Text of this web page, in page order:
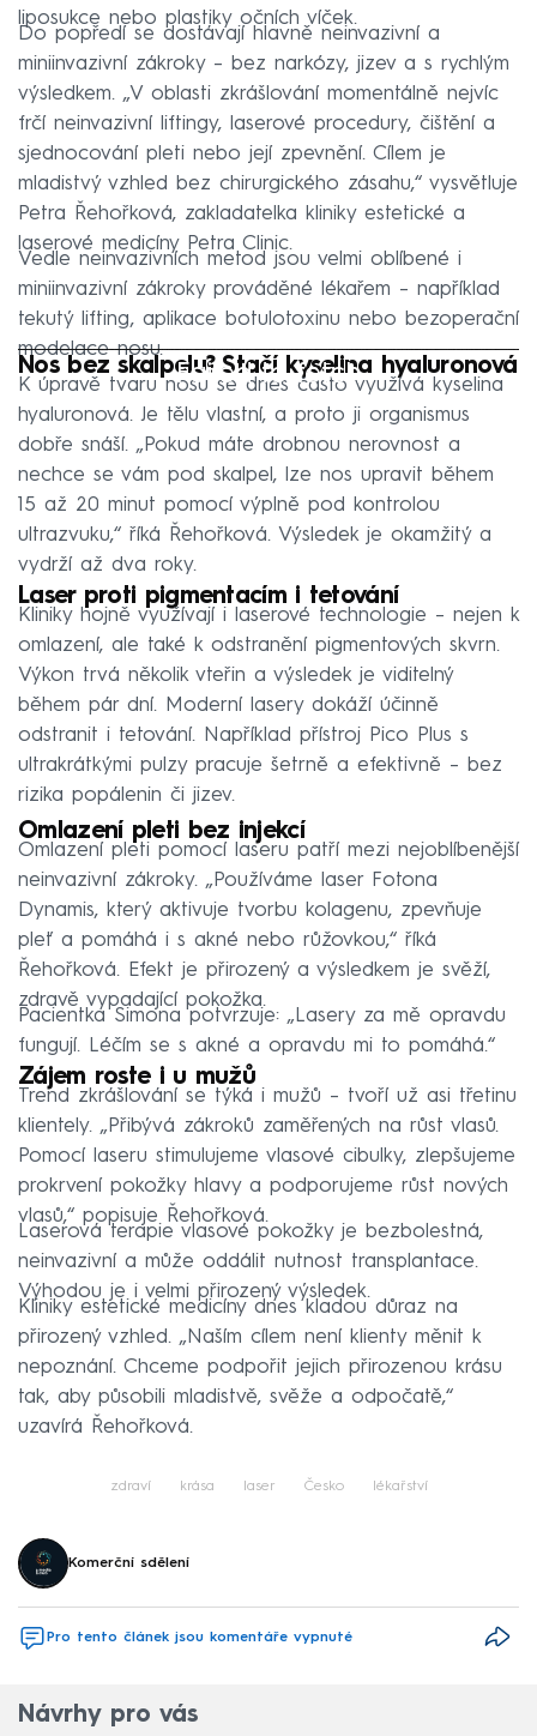
liposukce nebo plastiky očních víček.
Do popředí se dostávají hlavně neinvazivní a
miniinvazivní zákroky – bez narkózy, jizev a s rychlým
výsledkem. „V oblasti zkrášlování momentálně nejvíc
frčí neinvazivní liftingy, laserové procedury, čištění a
sjednocování pleti nebo její zpevnění. Cílem je
mladistvý vzhled bez chirurgického zásahu,“ vysvětluje
Petra Řehořková, zakladatelka kliniky estetické a
laserové medicíny Petra Clinic.
Vedle neinvazivních metod jsou velmi oblíbené i
miniinvazivní zákroky prováděné lékařem – například
tekutý lifting, aplikace botulotoxinu nebo bezoperační
modelace nosu.
Failed to fetch
Nos bez skalpelu? Stačí kyselina hyaluronová
K úpravě tvaru nosu se dnes často využívá kyselina
hyaluronová. Je tělu vlastní, a proto ji organismus
dobře snáší. „Pokud máte drobnou nerovnost a
nechce se vám pod skalpel, lze nos upravit během
15 až 20 minut pomocí výplně pod kontrolou
ultrazvuku,“ říká Řehořková. Výsledek je okamžitý a
vydrží až dva roky.
Laser proti pigmentacím i tetování
Kliniky hojně využívají i laserové technologie – nejen k
omlazení, ale také k odstranění pigmentových skvrn.
Výkon trvá několik vteřin a výsledek je viditelný
během pár dní. Moderní lasery dokáží účinně
odstranit i tetování. Například přístroj Pico Plus s
ultrakrátkými pulzy pracuje šetrně a efektivně – bez
rizika popálenin či jizev.
Omlazení pleti bez injekcí
Omlazení pleti pomocí laseru patří mezi nejoblíbenější
neinvazivní zákroky. „Používáme laser Fotona
Dynamis, který aktivuje tvorbu kolagenu, zpevňuje
pleť a pomáhá i s akné nebo růžovkou,“ říká
Řehořková. Efekt je přirozený a výsledkem je svěží,
zdravě vypadající pokožka.
Pacientka Simona potvrzuje: „Lasery za mě opravdu
fungují. Léčím se s akné a opravdu mi to pomáhá.“
Zájem roste i u mužů
Trend zkrášlování se týká i mužů – tvoří už asi třetinu
klientely. „Přibývá zákroků zaměřených na růst vlasů.
Pomocí laseru stimulujeme vlasové cibulky, zlepšujeme
prokrvení pokožky hlavy a podporujeme růst nových
vlasů,“ popisuje Řehořková.
Laserová terapie vlasové pokožky je bezbolestná,
neinvazivní a může oddálit nutnost transplantace.
Výhodou je i velmi přirozený výsledek.
Kliniky estetické medicíny dnes kladou důraz na
přirozený vzhled. „Naším cílem není klienty měnit k
nepoznání. Chceme podpořit jejich přirozenou krásu
tak, aby působili mladistvě, svěže a odpočatě,“
uzavírá Řehořková.
zdraví krása laser Česko lékařství
Komerční sdělení
Pro tento článek jsou komentáře vypnuté
Návrhy pro vás